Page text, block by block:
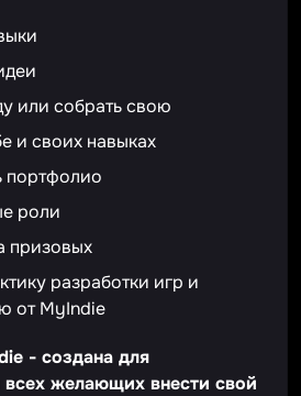
или собрать свою
и своих навыках
портфолио
роли
призовых
разработки игр и
от MyIndie
- создана для
всех желающих внести свой